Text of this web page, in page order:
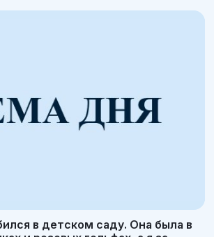
в детском саду. Она была в